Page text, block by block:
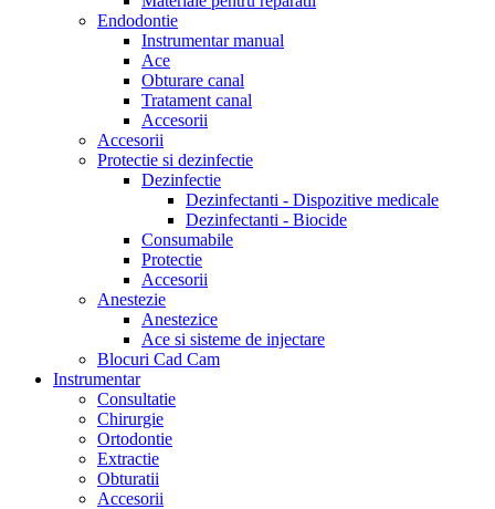
Endodontie
Instrumentar manual
Ace
Obturare canal
Tratament canal
Accesorii
Accesorii
Protectie si dezinfectie
Dezinfectie
Dezinfectanti - Dispozitive medicale
Dezinfectanti - Biocide
Consumabile
Protectie
Accesorii
Anestezie
Anestezice
Ace si sisteme de injectare
Blocuri Cad Cam
Instrumentar
Consultatie
Chirurgie
Ortodontie
Extractie
Obturatii
Accesorii